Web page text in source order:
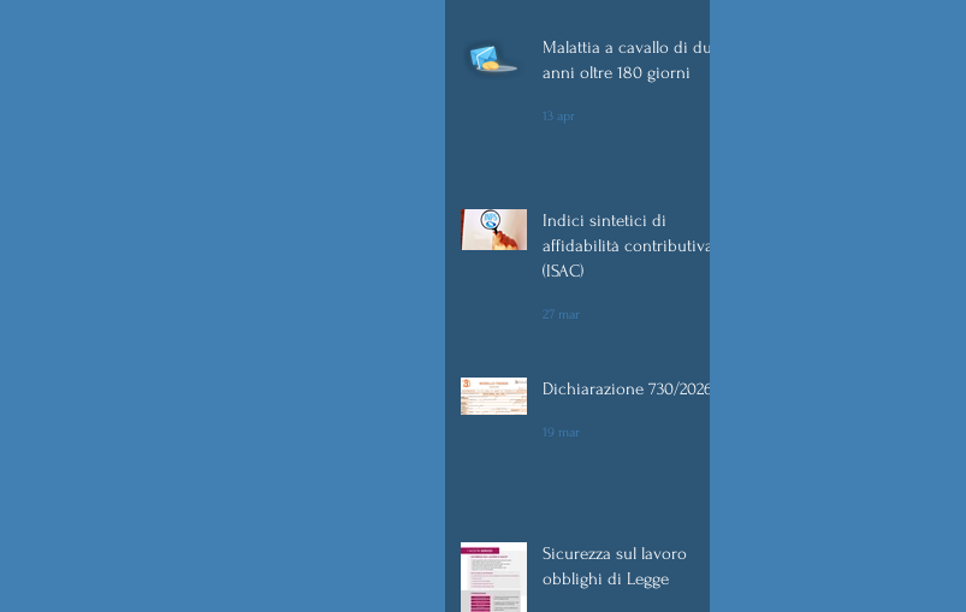
Malattia a cavallo di due
anni oltre 180 giorni
13 apr
Indici sintetici di
affidabilità contributiva
(ISAC)
27 mar
Dichiarazione 730/2026
19 mar
Sicurezza sul lavoro
obblighi di Legge